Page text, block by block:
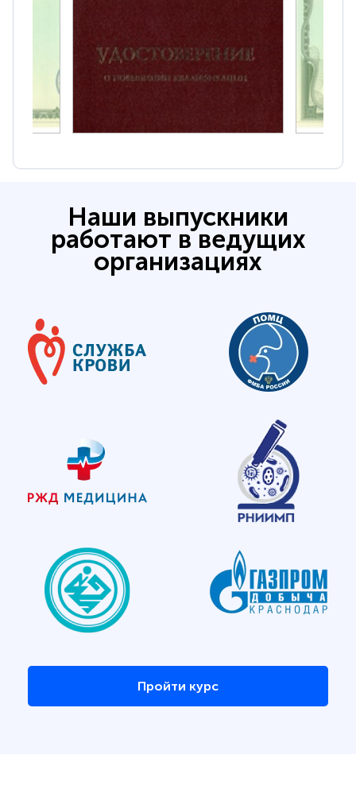
Наши выпускники
работают в ведущих
организациях
Пройти курс